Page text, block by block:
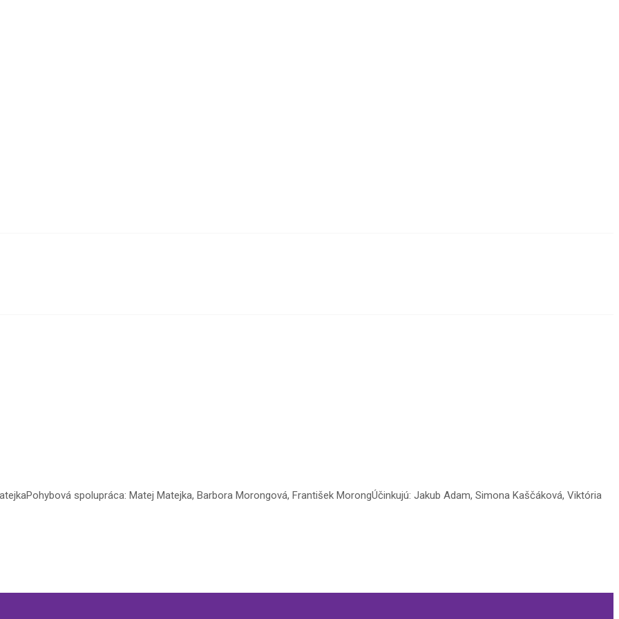
spolupráca: Matej Matejka, Barbora Morongová, František MorongÚčinkujú: Jakub Adam, Simona Kaščáková, Viktória